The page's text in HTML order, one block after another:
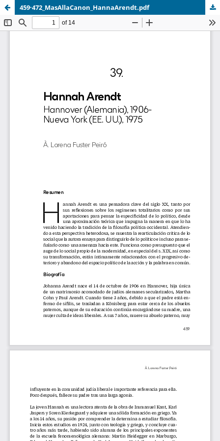
459·472_MasAllaCanon_HannaArendt.pdf